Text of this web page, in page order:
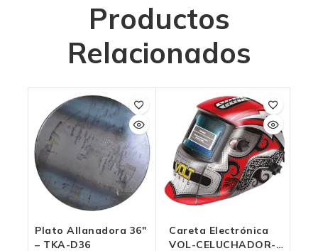
Productos
Relacionados
Plato Allanadora 36″
– TKA-D36
Careta Electrónica
VOL-CELUCHADOR-